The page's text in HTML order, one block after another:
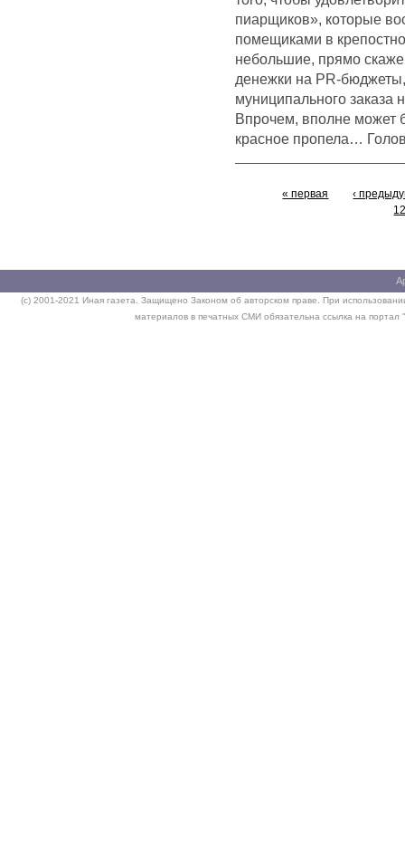
пиарщиков», которые
помещиками в
небольшие, прямо
денежки на PR-
муниципального
Впрочем, вполне может
красное пропела…
« первая
‹
(c) 2001-2021 Иная газета. Защищено Законом об авторском праве. При
материалов в печатных СМИ обязательна ссылка на